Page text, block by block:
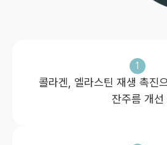
1
콜라겐, 엘라스틴 재생 촉진
잔주름 개선